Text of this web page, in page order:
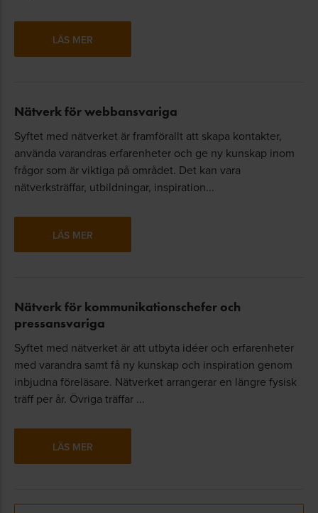
LÄS MER
Nätverk för webbansvariga
Syftet med nätverket är framförallt att skapa kontakter,
använda varandras erfarenheter och ge ny kunskap inom
frågor som är viktiga på området. Det kan vara
nätverksträffar, utbildningar, inspiration...
LÄS MER
Nätverk för kommunikationschefer och
pressansvariga
Syftet med nätverket är att utbyta idéer och erfarenheter
med varandra samt få ny kunskap och inspiration genom
inbjudna föreläsare. Nätverket arrangerar en längre fysisk
träff per år. Övriga träffar ...
LÄS MER